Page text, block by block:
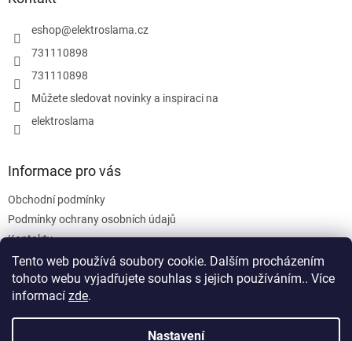
Tento web používá soubory cookie. Dalším procházením
tohoto webu vyjadřujete souhlas s jejich používáním.. Více
informací zde.
Nastavení
p
eshop@elektroslama.cz
731110898
731110898
Můžete sledovat novinky a inspiraci na
elektroslama
Informace pro vás
Obchodní podmínky
Podmínky ochrany osobních údajů
Kontakty